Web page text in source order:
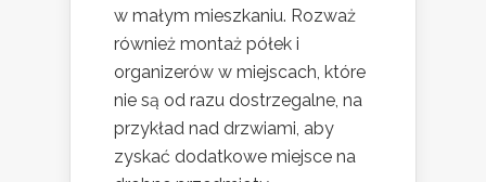
w małym mieszkaniu. Rozważ
również montaż półek i
organizerów w miejscach, które
nie są od razu dostrzegalne, na
przykład nad drzwiami, aby
zyskać dodatkowe miejsce na